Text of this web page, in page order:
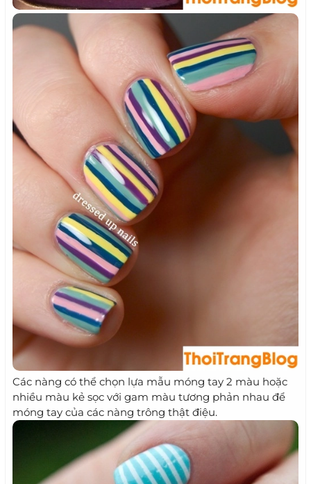
Các nàng có thể chọn lựa mẫu móng tay 2 màu hoặc
nhiều màu kẻ sọc với gam màu tương phản nhau để
móng tay của các nàng trông thật điệu.